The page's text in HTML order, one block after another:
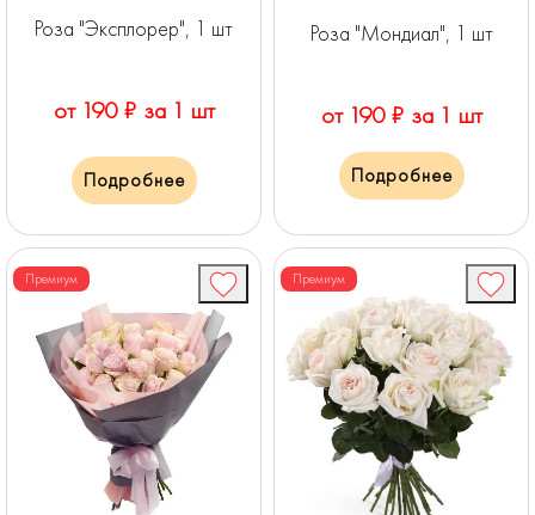
Роза "Эксплорер", 1 шт
от 190 ₽ за 1 шт
Подробнее
Роза "Мондиал", 1 шт
от 190 ₽ за 1 шт
Подробнее
Премиум Премиум